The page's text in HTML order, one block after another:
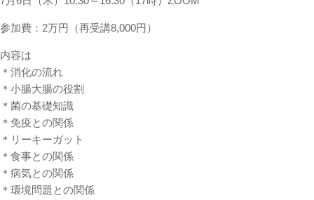
参加費：2万円（再受講8,000円）
内容は
＊消化の流れ
＊小腸大腸の役割
＊菌の基礎知識
＊免疫との関係
＊リーキーガット
＊食事との関係
＊病気との関係
＊環境問題との関係